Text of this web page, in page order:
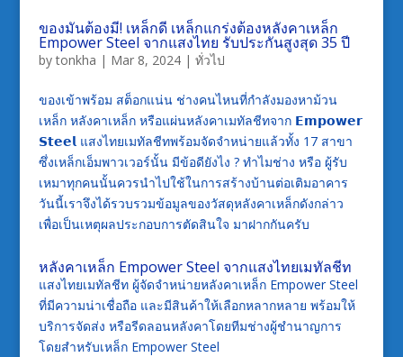
ของมันต้องมี! เหล็กดี เหล็กแกร่งต้องหลังคาเหล็ก
Empower Steel จากแสงไทย รับประกันสูงสุด 35 ปี
bytonkha | Mar 8, 2024| ทั่วไป
ของเข้าพร้อม สต็อกแน่น ช่างคนไหนที่กำลังมองหาม้วน
เหล็ก หลังคาเหล็ก หรือแผ่นหลังคาเมทัลชีทจาก𝗘𝗺𝗽𝗼𝘄𝗲𝗿
𝗦𝘁𝗲𝗲𝗹 แสงไทยเมทัลชีทพร้อมจัดจำหน่ายแล้วทั้ง 17 สาขา
ซึ่งเหล็กเอ็มพาวเวอร์นั้น มีข้อดียังไง ? ทำไมช่าง หรือ ผู้รับ
เหมาทุกคนนั้นควรนำไปใช้ในการสร้างบ้านต่อเติมอาคาร
วันนี้เราจึงได้รวบรวมข้อมูลของวัสดุหลังคาเหล็กดังกล่าว
เพื่อเป็นเหตุผลประกอบการตัดสินใจ มาฝากกันครับ
หลังคาเหล็ก Empower Steel จากแสงไทยเมทัลชีท
แสงไทยเมทัลชีท ผู้จัดจำหน่ายหลังคาเหล็ก Empower Steel
ที่มีความน่าเชื่อถือ และมีสินค้าให้เลือกหลากหลาย พร้อมให้
บริการจัดส่ง หรือรีดลอนหลังคาโดยทีมช่างผู้ชำนาญการ
โดยสำหรับเหล็ก Empower Steel